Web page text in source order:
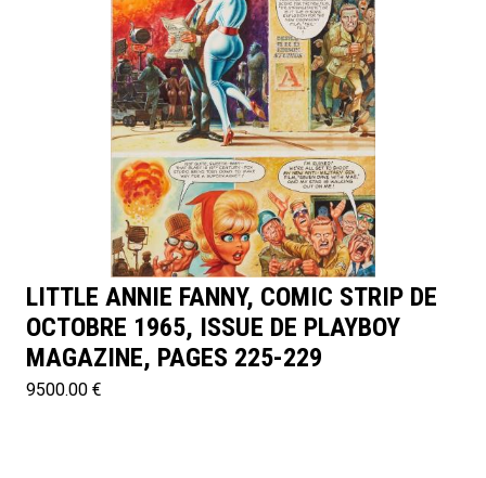
LITTLE ANNIE FANNY, COMIC STRIP DE
OCTOBRE 1965, ISSUE DE PLAYBOY
MAGAZINE, PAGES 225-229
9500.00 €